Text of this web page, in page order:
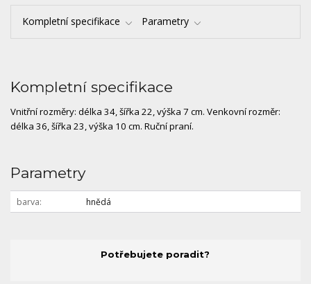
Kompletní specifikace Parametry
Kompletní specifikace
Vnitřní rozměry: délka 34, šířka 22, výška 7 cm. Venkovní rozměr:
délka 36, šířka 23, výška 10 cm. Ruční praní.
Parametry
barva hnědá
Potřebujete poradit?